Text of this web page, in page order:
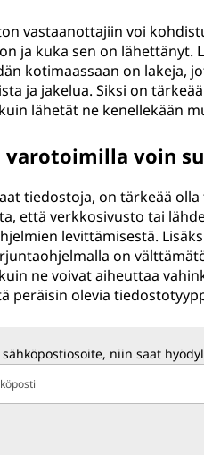
vastaanottajiin voi
ja kuka sen on lähettänyt.
kotimaassaan on lakeja,
ja jakelua. Siksi on
lähetät ne kenellekään
varotoimilla voin
tiedostoja, on tärkeää
että verkkosivusto tai
levittämisestä.
on
ne voivat aiheuttaa
peräisin olevia
sähköpostiosoite, niin saat